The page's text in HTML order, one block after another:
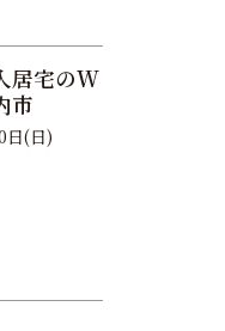
居宅のW
市
日(日)